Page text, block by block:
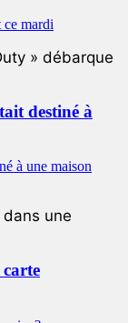
» débarque
destiné à
une